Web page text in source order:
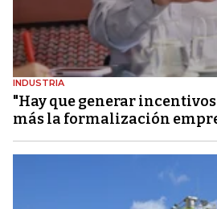
INDUSTRIA
"Hay que generar
más la formalización